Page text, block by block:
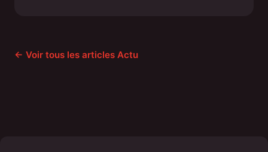
← Voir tous les articles Actu